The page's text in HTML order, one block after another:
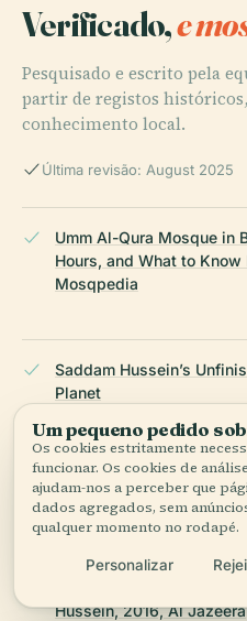
Verificado,e
Pesquisado e escrito pela
partir de registos
conhecimento local.
Última revisão: August 2025
Umm Al-Qura Mosque in
Hours, and What to Know
Mosqpedia
Saddam Hussein’s
Planet
Death comes again to
mosque, 2011, Christian
Umm Al-Qura Mosque
Hussein, 2016, Al Jazeera
Um pequeno pedido
Os cookies estritamente
funcionar. Os cookies de
ajudam-nos a perceber que
dados agregados, sem
qualquer momento no rodapé.
Personalizar